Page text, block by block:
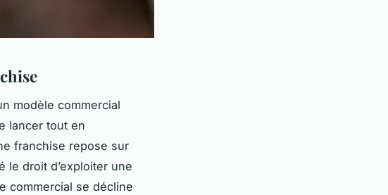
modèle commercial
lancer tout en
franchise repose sur
le droit d’exploiter une
commercial se décline